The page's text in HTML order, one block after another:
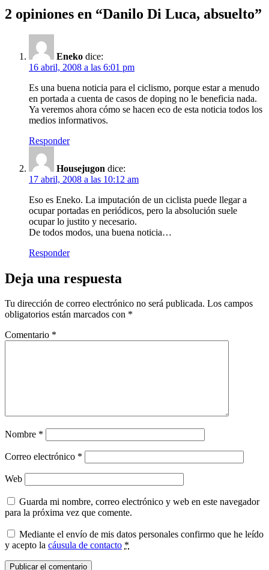
2 opiniones en “Danilo Di Luca, absuelto”
Eneko dice:
16 abril, 2008 a las 6:01 pm
Es una buena noticia para el ciclismo, porque estar a menudo
en portada a cuenta de casos de doping no le beneficia nada.
Ya veremos ahora cómo se hacen eco de esta noticia todos los
medios informativos.
Responder
Housejugon dice:
17 abril, 2008 a las 10:12 am
Eso es Eneko. La imputación de un ciclista puede llegar a
ocupar portadas en periódicos, pero la absolución suele
ocupar lo justito y necesario.
De todos modos, una buena noticia…
Responder
Deja una respuesta
Tu dirección de correo electrónico no será publicada. Los campos
obligatorios están marcados con *
Comentario *
Nombre *
Correo electrónico *
Web
Guarda mi nombre, correo electrónico y web en este navegador
para la próxima vez que comente.
Mediante el envío de mis datos personales confirmo que he leído
y acepto la cáusula de contacto *